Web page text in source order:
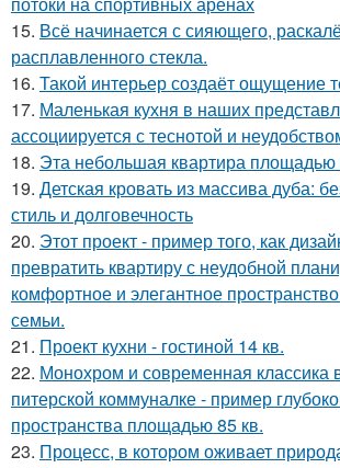
15. Всё начинается с сияющего,
расплавленного стекла.
16. Такой интерьер создаёт ощущение
17. Маленькая кухня в наших
ассоциируется с теснотой и
18. Эта небольшая квартира площадью
19. Детская кровать из массива дуба:
стиль и долговечность
20. Этот проект - пример того, как
превратить квартиру с неудобной
комфортное и элегантное
семьи.
21. Проект кухни - гостиной 14 кв.
22. Монохром и современная классика
питерской коммуналке - пример
пространства площадью 85 кв.
23. Процесс, в котором оживает